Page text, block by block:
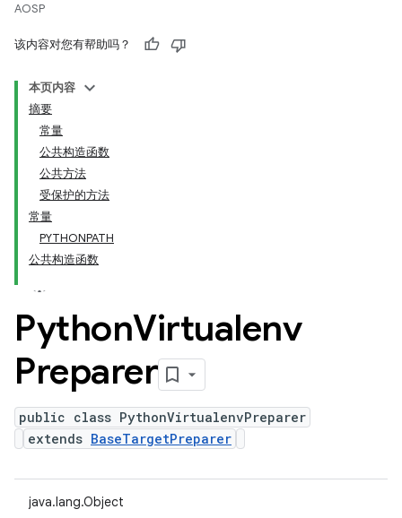
AOSP
该内容对您有帮助吗？
本页内容
摘要
常量
公共构造函数
公共方法
受保护的方法
常量
PYTHONPATH
公共构造函数
PythonVirtualenv
Preparer
public class PythonVirtualenvPreparer
extends BaseTargetPreparer
java.lang.Object